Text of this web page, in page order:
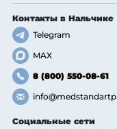
Контакты в Нальчике
Telegram
MAX
8 (800) 550-08-61
Социальные сети